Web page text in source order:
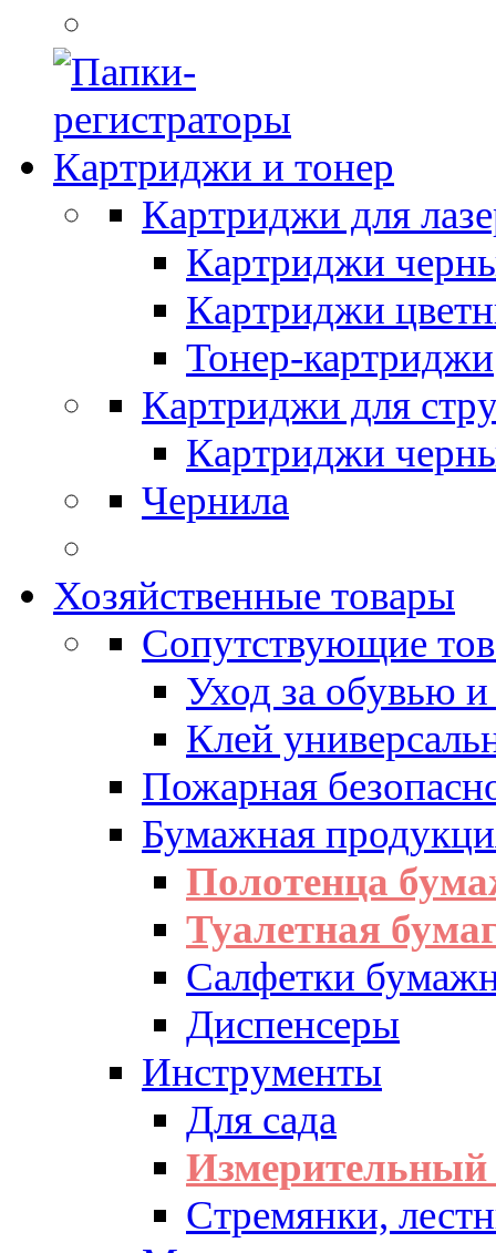
Картриджи и тонер
Картриджи для
Картриджи
Картриджи
Тонер-картриджи
Картриджи для
Картриджи
Чернила
Хозяйственные товары
Сопутствующие
Уход за обувью
Клей
Пожарная
Бумажная
Полотенца
Туалетная
Салфетки
Диспенсеры
Инструменты
Для сада
Измерительный
Стремянки,